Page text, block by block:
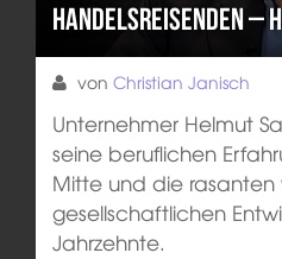
Handelsreisenden –
von Christian Janisch
Unternehmer Helmut
seine beruflichen
Mitte und die
gesellschaftlichen
Jahrzehnte.